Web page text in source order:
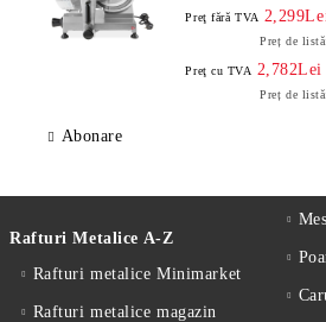
Preţ fără TVA
Preț de listă:
Preţ cu TVA 2,782Lei
Preț de listă:
Abonare
Rafturi Metalice A-Z
Rafturi metalice Minimarket
Rafturi metalice magazin